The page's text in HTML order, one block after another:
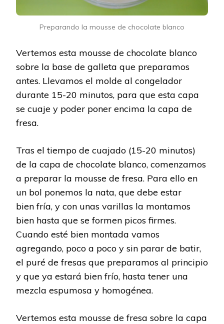
Preparando la mousse de chocolate blanco
Vertemos esta mousse de chocolate blanco
sobre la base de galleta que preparamos
antes. Llevamos el molde al congelador
durante 15-20 minutos, para que esta capa
se cuaje y poder poner encima la capa de
fresa.
Tras el tiempo de cuajado (15-20 minutos)
de la capa de chocolate blanco, comenzamos
a preparar la mousse de fresa. Para ello en
un bol ponemos la nata, que debe estar
bien fría, y con unas varillas la montamos
bien hasta que se formen picos firmes.
Cuando esté bien montada vamos
agregando, poco a poco y sin parar de batir,
el puré de fresas que preparamos al principio
y que ya estará bien frío, hasta tener una
mezcla espumosa y homogénea.
Vertemos esta mousse de fresa sobre la capa